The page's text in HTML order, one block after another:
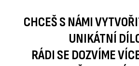
CHCEŠ S NÁMI
UNIKÁTNÍ
RÁDI SE DOZVÍME